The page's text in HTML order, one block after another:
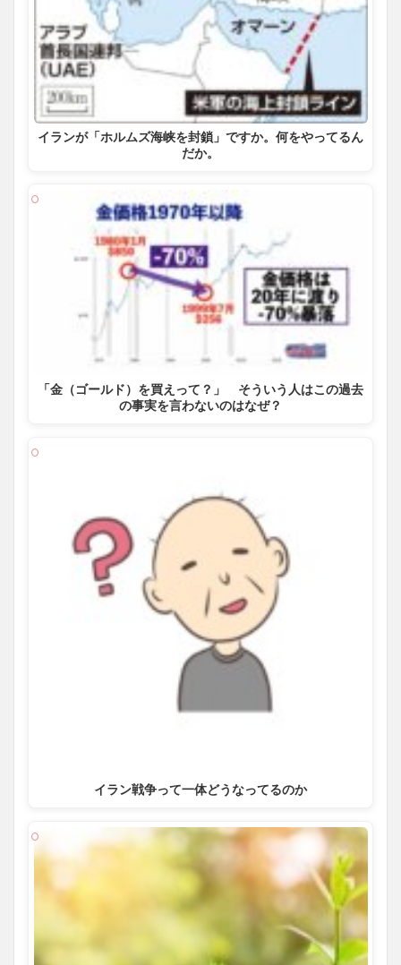
イランが「ホルムズ海峡を封鎖」ですか。何をやってるん
だか。
「金（ゴールド）を買えって？」 そういう人はこの過去
の事実を言わないのはなぜ？
イラン戦争って一体どうなってるのか